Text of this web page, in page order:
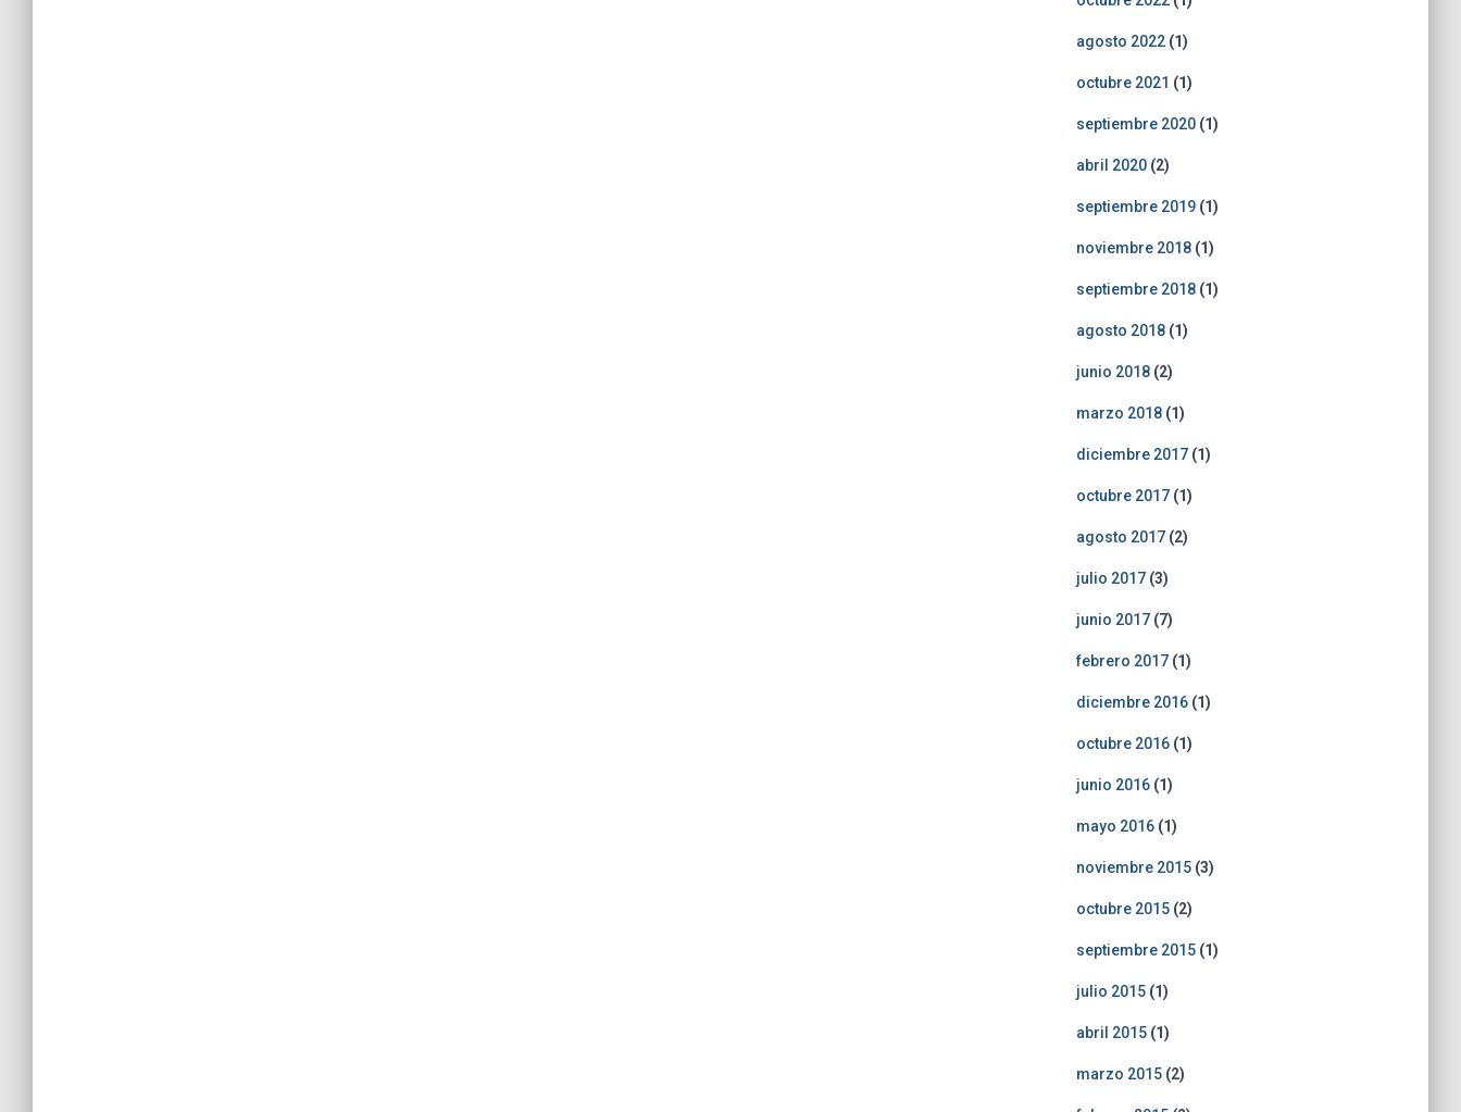
agosto 2022(1)
octubre 2021 (1)
septiembre 2020(1)
abril 2020(2)
septiembre 2019(1)
noviembre 2018(1)
septiembre 2018(1)
agosto 2018(1)
junio 2018(2)
marzo 2018(1)
diciembre 2017(1)
octubre 2017(1)
agosto 2017(2)
julio 2017(3)
junio 2017(7)
febrero 2017(1)
diciembre 2016(1)
octubre 2016(1)
junio 2016(1)
mayo 2016(1)
noviembre 2015(3)
octubre 2015(2)
septiembre 2015(1)
julio 2015(1)
abril 2015(1)
marzo 2015(2)